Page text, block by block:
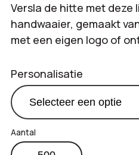
Versla de hitte met deze
handwaaier, gemaakt
met een eigen logo of
Personalisatie
Bamboe